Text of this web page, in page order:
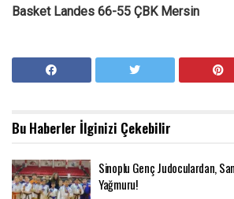
Basket Landes 66-55 ÇBK Mersin
Bu Haberler İlginizi Çekebilir
Sinoplu Genç Judoculardan,
Yağmuru!